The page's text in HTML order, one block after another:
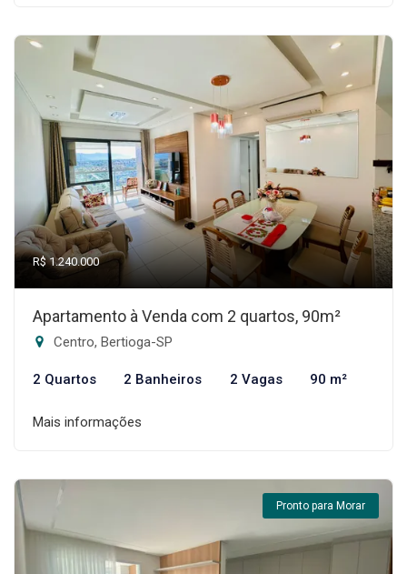
R$ 1.240.000
Apartamento à Venda com 2 quartos, 90m²
Centro, Bertioga-SP
2 Quartos 2 Banheiros 2 Vagas 90 m²
Mais informações
Pronto para Morar